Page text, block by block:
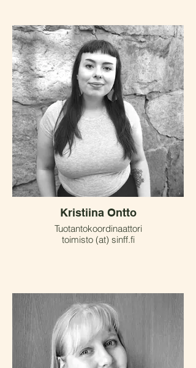
Kristiina Ontto
Tuotantokoordinaattori
toimisto (at) sinff.fi